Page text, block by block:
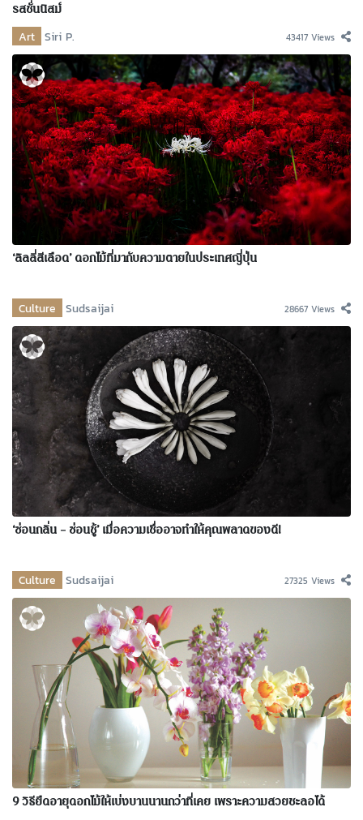
รสชั่นนิสม์
Art Siri P. 43417 Views
‘ลิลลี่สีเลือด’ ดอกไม้ที่มากับความตายในประเทศญี่ปุ่น
Culture Sudsaijai 28667 Views
‘ซ่อนกลิ่น – ซ่อนชู้’ เมื่อความเชื่ออาจทำให้คุณพลาดของดี!
Culture Sudsaijai 27325 Views
9 วิธียืดอายุดอกไม้ให้เบ่งบานนานกว่าที่เคย เพราะความสวยชะลอได้